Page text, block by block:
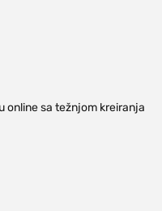
online sa težnjom kreiranja